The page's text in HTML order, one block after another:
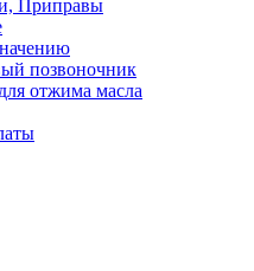
Приправы
позвоночник
отжима масла